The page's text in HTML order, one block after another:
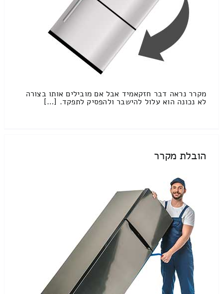
מקרר נראה דבר חזקאמיד אבל אם מובילים אותו בצורה
לא נכונה הוא עלול להישבר ולהפסיק לתפקד. […]
הובלת מקרר